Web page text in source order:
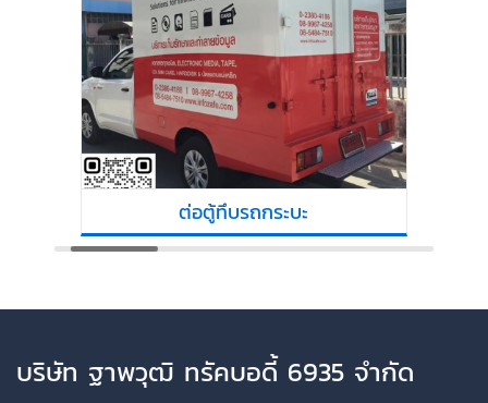
ต่อตู้ทึบรถกระบะ
บริษัท ฐาพวุฒิ ทรัคบอดี้ 6935 จำกัด